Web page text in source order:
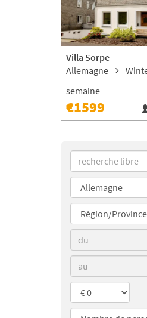
Villa Sorpe
Allemagne
semaine
€1599